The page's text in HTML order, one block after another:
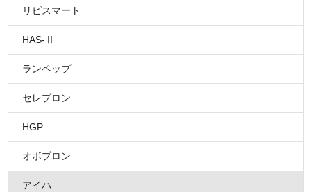
リピスマート
HAS-Ⅱ
ランペップ
セレプロン
HGP
オボプロン
アイハ